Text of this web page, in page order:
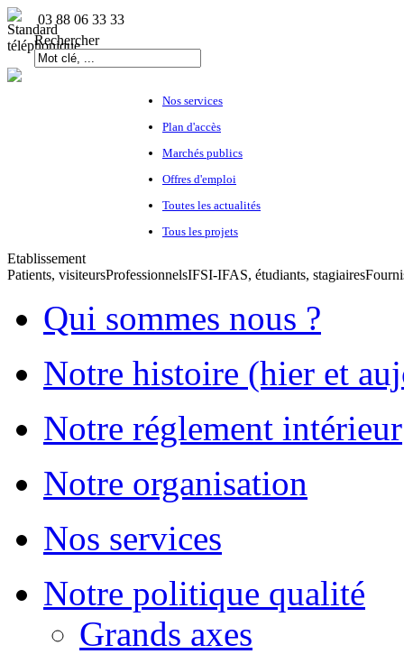
03 88 06 33 33
Rechercher
Nos services
Plan d'accès
Marchés publics
Offres d'emploi
Toutes les actualités
Tous les projets
Etablissement
Patients, visiteursProfessionnelsIFSI-IFAS, étudiants, stagiaires
Qui sommes nous ?
Notre histoire (hier et
Notre réglement intérieur
Notre organisation
Nos services
Notre politique qualité
Grands axes